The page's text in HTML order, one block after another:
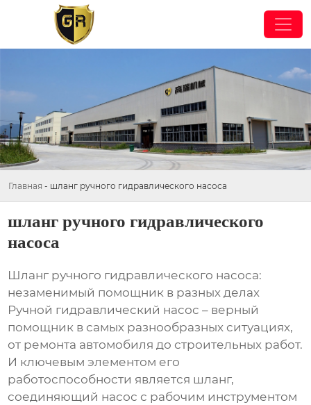
Главная - шланг ручного гидравлического насоса
шланг ручного гидравлического
насоса
Шланг ручного гидравлического насоса:
незаменимый помощник в разных делах
Ручной гидравлический насос – верный
помощник в самых разнообразных ситуациях,
от ремонта автомобиля до строительных работ.
И ключевым элементом его
работоспособности является шланг,
соединяющий насос с рабочим инструментом